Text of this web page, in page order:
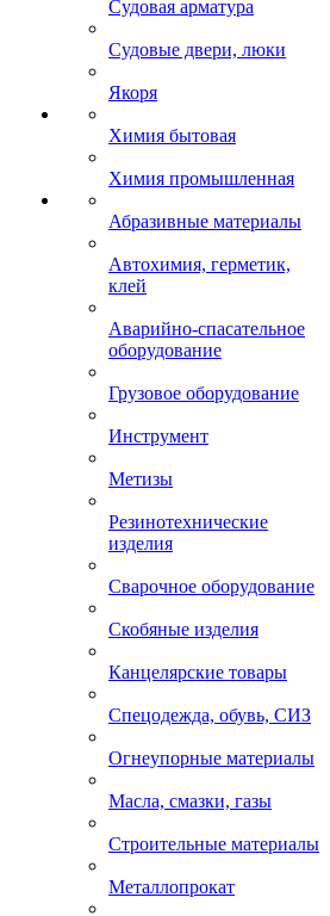
Судовая арматура
Судовые двери, люки
Якоря
Химия бытовая
Химия промышленная
Абразивные материалы
Автохимия, герметик,
клей
Аварийно-спасательное
оборудование
Грузовое оборудование
Инструмент
Метизы
Резинотехнические
изделия
Сварочное оборудование
Скобяные изделия
Канцелярские товары
Спецодежда, обувь, СИЗ
Огнеупорные материалы
Масла, смазки, газы
Строительные материалы
Металлопрокат